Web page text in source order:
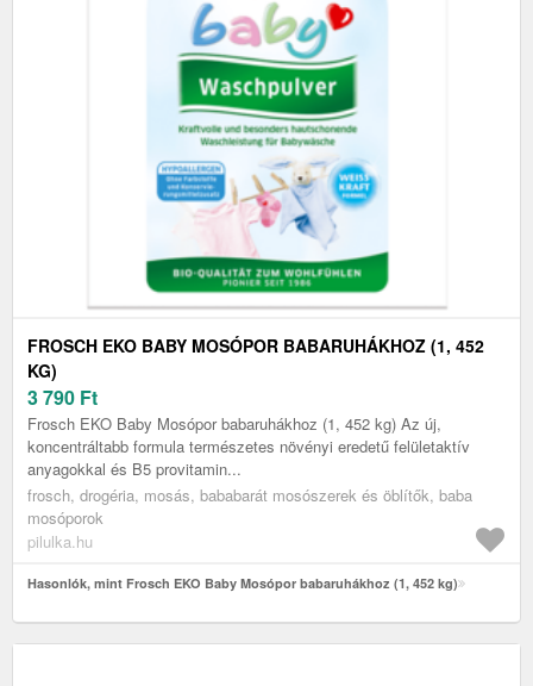
FROSCH EKO BABY MOSÓPOR BABARUHÁKHOZ (1, 452
KG)
3 790 Ft
Frosch EKO Baby Mosópor babaruhákhoz (1, 452 kg) Az új,
koncentráltabb formula természetes növényi eredetű felületaktív
anyagokkal és B5 provitamin...
frosch, drogéria, mosás, bababarát mosószerek és öblítők, baba
mosóporok
pilulka.hu
Hasonlók, mint Frosch EKO Baby Mosópor babaruhákhoz (1, 452 kg)